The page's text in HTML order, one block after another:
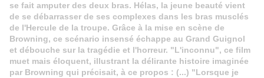
se fait amputer des deux bras. Hélas, la jeune beauté vient
de se débarrasser de ses complexes dans les bras musclés
de l'Hercule de la troupe. Grâce à la mise en scène de
Browning, ce scénario insensé échappe au Grand Guignol
et débouche sur la tragédie et l'horreur. "L'inconnu", ce film
muet mais éloquent, illustrant la délirante histoire imaginée
par Browning qui précisait, à ce propos : (...) "Lorsque je